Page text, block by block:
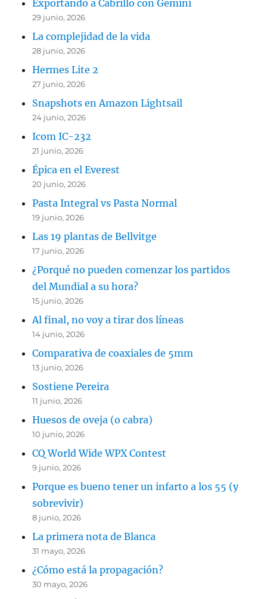
Exportando a Cabrillo con Gemini
29 junio, 2026
La complejidad de la vida
28 junio, 2026
Hermes Lite 2
27 junio, 2026
Snapshots en Amazon Lightsail
24 junio, 2026
Icom IC-232
21 junio, 2026
Épica en el Everest
20 junio, 2026
Pasta Integral vs Pasta Normal
19 junio, 2026
Las 19 plantas de Bellvitge
17 junio, 2026
¿Porqué no pueden comenzar los partidos
del Mundial a su hora?
15 junio, 2026
Al final, no voy a tirar dos líneas
14 junio, 2026
Comparativa de coaxiales de 5mm
13 junio, 2026
Sostiene Pereira
11 junio, 2026
Huesos de oveja (o cabra)
10 junio, 2026
CQ World Wide WPX Contest
9 junio, 2026
Porque es bueno tener un infarto a los 55 (y
sobrevivir)
8 junio, 2026
La primera nota de Blanca
31 mayo, 2026
¿Cómo está la propagación?
30 mayo, 2026